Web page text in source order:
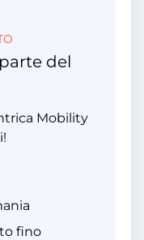
del
Mobility
fino